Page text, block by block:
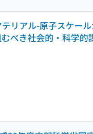
リアル-原子スケー
べき社会的・科学的